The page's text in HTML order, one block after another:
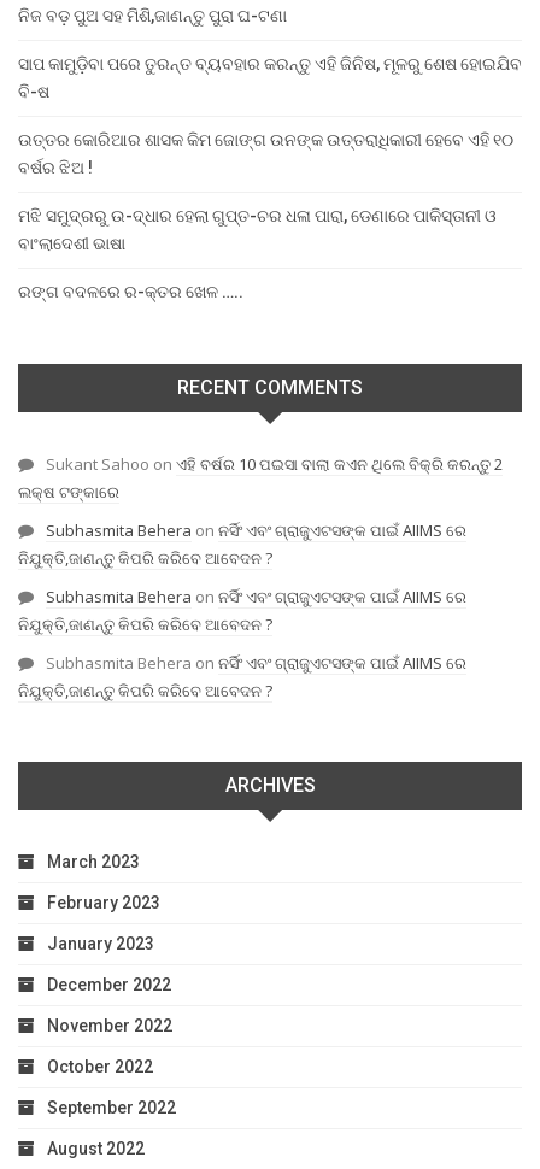
ନିଜ ବଡ଼ ପୁଅ ସହ ମିଶି,ଜାଣନ୍ତୁ ପୁରା ଘ-ଟଣା
ସାପ କାମୁଡ଼ିବା ପରେ ତୁରନ୍ତ ବ୍ୟବହାର କରନ୍ତୁ ଏହି ଜିନିଷ, ମୂଳରୁ ଶେଷ ହୋଇଯିବ
ବି-ଷ
ଉତ୍ତର କୋରିଆର ଶାସକ କିମ ଜୋଙ୍ଗ ଉନଙ୍କ ଉତ୍ତରାଧିକାରୀ ହେବେ ଏହି ୧୦
ବର୍ଷର ଝିଅ !
ମଝି ସମୁଦ୍ରରୁ ଉ-ଦ୍ଧାର ହେଲା ଗୁପ୍ତ-ଚର ଧଳା ପାରା, ଡେଣାରେ ପାକିସ୍ତାନୀ ଓ
ବାଂଲାଦେଶୀ ଭାଷା
ରଙ୍ଗ ବଦଳରେ ର-କ୍ତର ଖେଳ …..
RECENT COMMENTS
Sukant Sahoo on ଏହି ବର୍ଷର 10 ପଇସା ବାଲା କଏନ ଥିଲେ ବିକ୍ରି କରନ୍ତୁ 2
ଲକ୍ଷ ଟଙ୍କାରେ
Subhasmita Behera on ନର୍ସିଂ ଏବଂ ଗ୍ରାଜୁଏଟସଙ୍କ ପାଇଁ AIIMS ରେ
ନିଯୁକ୍ତି,ଜାଣନ୍ତୁ କିପରି କରିବେ ଆବେଦନ ?
Subhasmita Behera on ନର୍ସିଂ ଏବଂ ଗ୍ରାଜୁଏଟସଙ୍କ ପାଇଁ AIIMS ରେ
ନିଯୁକ୍ତି,ଜାଣନ୍ତୁ କିପରି କରିବେ ଆବେଦନ ?
Subhasmita Behera on ନର୍ସିଂ ଏବଂ ଗ୍ରାଜୁଏଟସଙ୍କ ପାଇଁ AIIMS ରେ
ନିଯୁକ୍ତି,ଜାଣନ୍ତୁ କିପରି କରିବେ ଆବେଦନ ?
ARCHIVES
March 2023
February 2023
January 2023
December 2022
November 2022
October 2022
September 2022
August 2022